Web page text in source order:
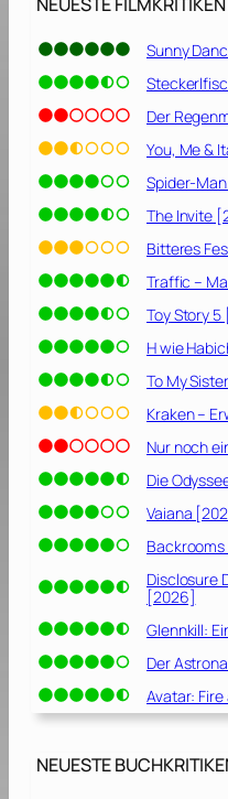
]
Sunny
Der
You, Me &
Spider-
The Invite
Bitteres
Traffic –
Toy Story
H wie
To My
Kraken –
Nur noch
Die
Vaiana
Disclosure
[2026]
Glennkill:
Der
Avatar:
NEUESTE